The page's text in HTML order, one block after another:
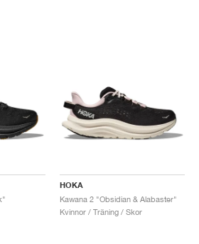
HOKA
Kawana 2 "Obsidian & Alabaster"
Kvinnor / Träning / Skor